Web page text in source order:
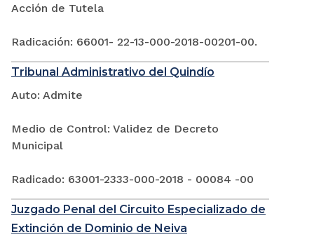
Acción de Tutela
Radicación: 66001- 22-13-000-2018-00201-00.
Tribunal Administrativo del Quindío
Auto: Admite
Medio de Control: Validez de Decreto
Municipal
Radicado: 63001-2333-000-2018 - 00084 -00
Juzgado Penal del Circuito Especializado de
Extinción de Dominio de Neiva